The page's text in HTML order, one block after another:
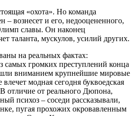
«охота». Но команда
– вознесет и его, недооцененного,
славы. Он наконец
таланта, мускулов, усилий других.
на реальных фактах:
самых громких преступлений конца
вниманием крупнейшие мировые
модная сегодня буквоедская
отличие от реального Дюпона,
психоз – соседи рассказывали,
пугая прохожих окровавленным